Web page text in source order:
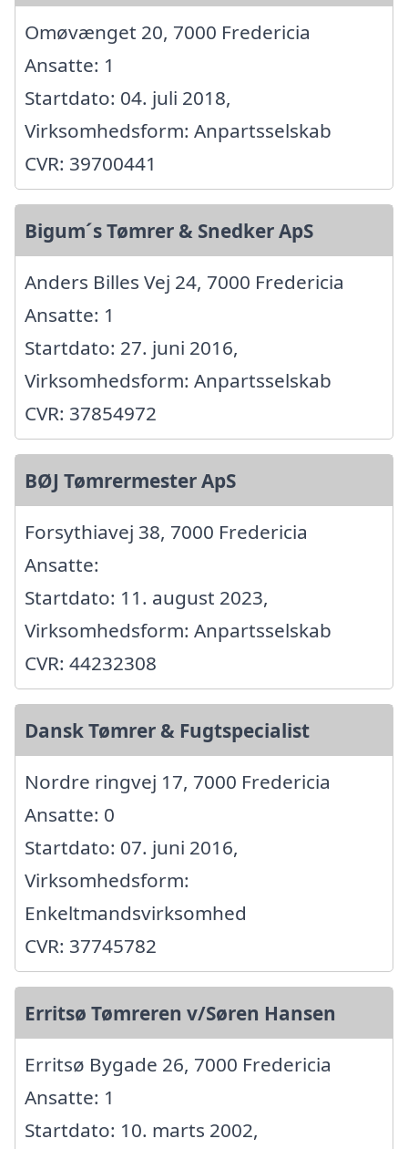
Omøvænget 20, 7000 Fredericia
Ansatte: 1
Startdato: 04. juli 2018,
Virksomhedsform: Anpartsselskab
CVR: 39700441
Bigum´s Tømrer & Snedker ApS
Anders Billes Vej 24, 7000 Fredericia
Ansatte: 1
Startdato: 27. juni 2016,
Virksomhedsform: Anpartsselskab
CVR: 37854972
BØJ Tømrermester ApS
Forsythiavej 38, 7000 Fredericia
Ansatte:
Startdato: 11. august 2023,
Virksomhedsform: Anpartsselskab
CVR: 44232308
Dansk Tømrer & Fugtspecialist
Nordre ringvej 17, 7000 Fredericia
Ansatte: 0
Startdato: 07. juni 2016,
Virksomhedsform:
Enkeltmandsvirksomhed
CVR: 37745782
Erritsø Tømreren v/Søren Hansen
Erritsø Bygade 26, 7000 Fredericia
Ansatte: 1
Startdato: 10. marts 2002,